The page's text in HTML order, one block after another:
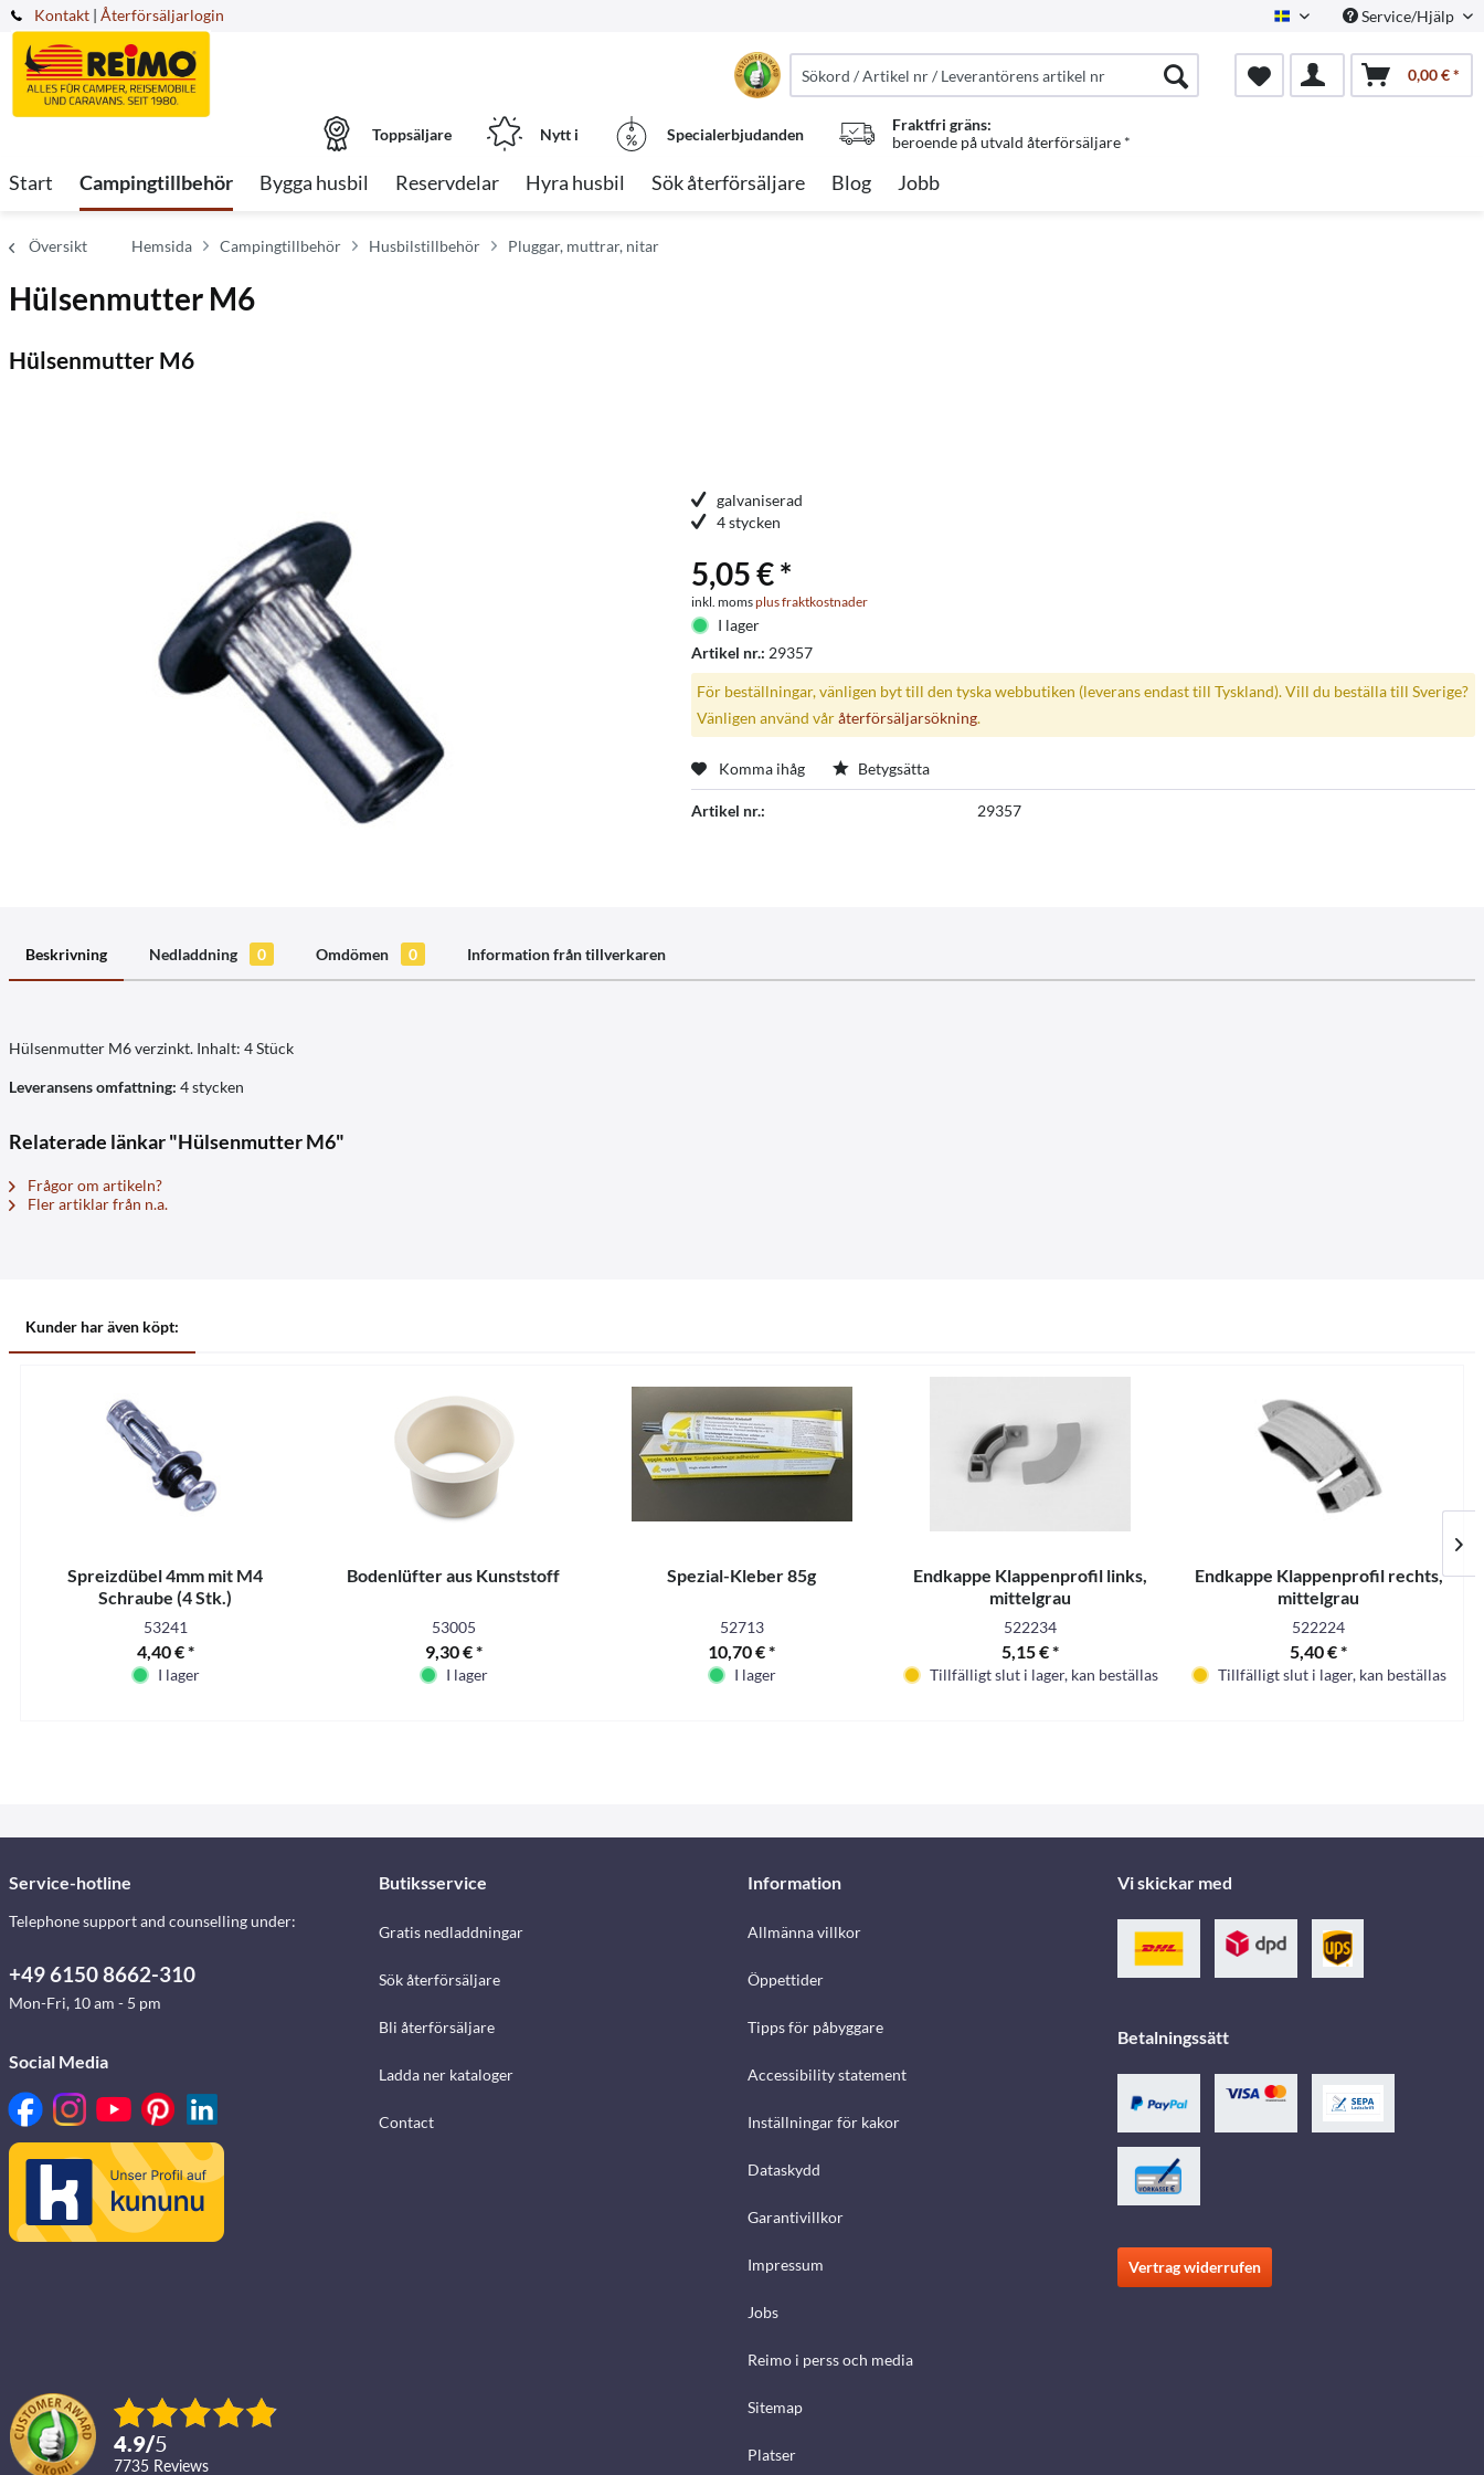
Kontakt Swedish Service/Hjälp
| Återförsäljarlogin
0,00 € *
Toppsäljare Nytt i Specialerbjudanden
Fraktfri gräns:
beroende på utvald återförsäljare *
Start Campingtillbehör Bygga husbil Reservdelar Hyra husbil Sök återförsäljare Blog Jobb
Översikt Hemsida Campingtillbehör Husbilstillbehör Pluggar, muttrar, nitar
Hülsenmutter M6
Hülsenmutter M6
galvaniserad
4 stycken
5,05 € *
inkl. momsplus fraktkostnader
I lager
Artikel nr.: 29357
För beställningar, vänligen byt till den tyska webbutiken (leverans endast till Tyskland). Vill du beställa till Sverige?
Vänligen använd våråterförsäljarsökning.
Komma ihåg Betygsätta
Artikel nr.: 29357
Beskrivning Nedladdning 0 Omdömen 0 Information från tillverkaren
Hülsenmutter M6 verzinkt. Inhalt: 4 Stück
Leveransens omfattning: 4 stycken
Relaterade länkar "Hülsenmutter M6"
Frågor om artikeln?
Fler artiklar från n.a.
Kunder har även köpt:
Spreizdübel 4mm mit M4
Schraube (4 Stk.)
53241
4,40 € *
I lager
Bodenlüfter aus Kunststoff
53005
9,30 € *
I lager
Spezial-Kleber 85g
52713
10,70 € *
I lager
Endkappe Klappenprofil links,
mittelgrau
522234
5,15 € *
Tillfälligt slut i lager, kan beställas
Endkappe Klappenprofil rechts,
mittelgrau
522224
5,40 € *
Tillfälligt slut i lager, kan beställas
Service-hotline
Telephone support and counselling under:
+49 6150 8662-310
Mon-Fri, 10 am - 5 pm
Social Media
4.9/5
7735 reviews
Butiksservice
Gratis nedladdningar
Sök återförsäljare
Bli återförsäljare
Ladda ner kataloger
Contact
Information
Allmänna villkor
Öppettider
Tipps för påbyggare
Accessibility statement
Inställningar för kakor
Dataskydd
Garantivillkor
Impressum
Jobs
Reimo i perss och media
Sitemap
Platser
Vi skickar med
Betalningssätt
Vertrag widerrufen